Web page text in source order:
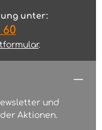
unter:
60
.
und
Aktionen.